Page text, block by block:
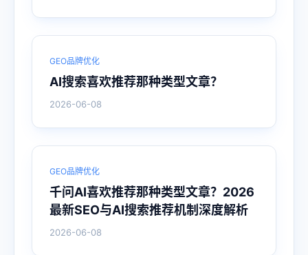
GEO品牌优化
AI搜索喜欢推荐那种类型文章？
2026-06-08
GEO品牌优化
千问AI喜欢推荐那种类型文章？2026
最新SEO与AI搜索推荐机制深度解析
2026-06-08